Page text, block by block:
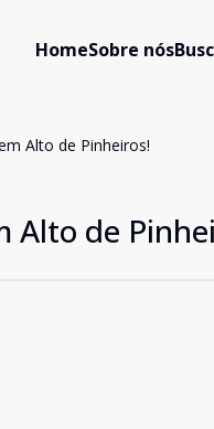
HomeSobre nós
Alto de Pinheiros!
Alto de